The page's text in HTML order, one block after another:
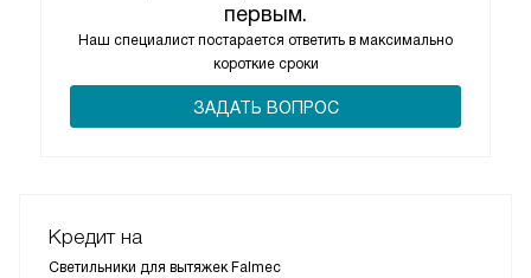
первым.
Наш специалист постарается ответить в максимально
короткие сроки
ЗАДАТЬ ВОПРОС
Кредит на
Светильники для вытяжек Falmec